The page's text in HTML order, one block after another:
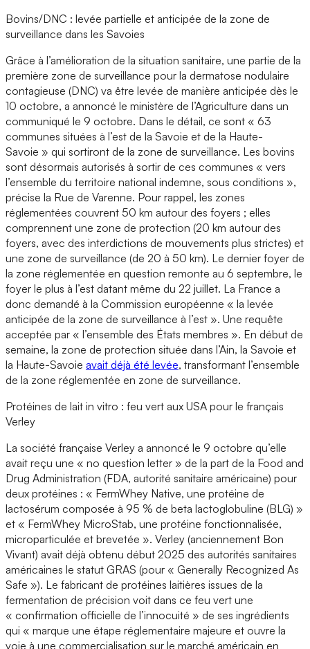
Bovins/DNC : levée partielle et anticipée de la zone de
surveillance dans les Savoies
Grâce à l’amélioration de la situation sanitaire, une partie de la
première zone de surveillance pour la dermatose nodulaire
contagieuse (DNC) va être levée de manière anticipée dès le
10 octobre, a annoncé le ministère de l’Agriculture dans un
communiqué le 9 octobre. Dans le détail, ce sont « 63
communes situées à l’est de la Savoie et de la Haute-
Savoie » qui sortiront de la zone de surveillance. Les bovins
sont désormais autorisés à sortir de ces communes « vers
l’ensemble du territoire national indemne, sous conditions »,
précise la Rue de Varenne. Pour rappel, les zones
réglementées couvrent 50 km autour des foyers ; elles
comprennent une zone de protection (20 km autour des
foyers, avec des interdictions de mouvements plus strictes) et
une zone de surveillance (de 20 à 50 km). Le dernier foyer de
la zone réglementée en question remonte au 6 septembre, le
foyer le plus à l’est datant même du 22 juillet. La France a
donc demandé à la Commission européenne « la levée
anticipée de la zone de surveillance à l’est ». Une requête
acceptée par « l’ensemble des États membres ». En début de
semaine, la zone de protection située dans l’Ain, la Savoie et
la Haute-Savoie avait déjà été levée, transformant l’ensemble
de la zone réglementée en zone de surveillance.
Protéines de lait in vitro : feu vert aux USA pour le français
Verley
La société française Verley a annoncé le 9 octobre qu’elle
avait reçu une « no question letter » de la part de la Food and
Drug Administration (FDA, autorité sanitaire américaine) pour
deux protéines : « FermWhey Native, une protéine de
lactosérum composée à 95 % de beta lactoglobuline (BLG) »
et « FermWhey MicroStab, une protéine fonctionnalisée,
microparticulée et brevetée ». Verley (anciennement Bon
Vivant) avait déjà obtenu début 2025 des autorités sanitaires
américaines le statut GRAS (pour « Generally Recognized As
Safe »). Le fabricant de protéines laitières issues de la
fermentation de précision voit dans ce feu vert une
« confirmation officielle de l’innocuité » de ses ingrédients
qui « marque une étape réglementaire majeure et ouvre la
voie à une commercialisation sur le marché américain en